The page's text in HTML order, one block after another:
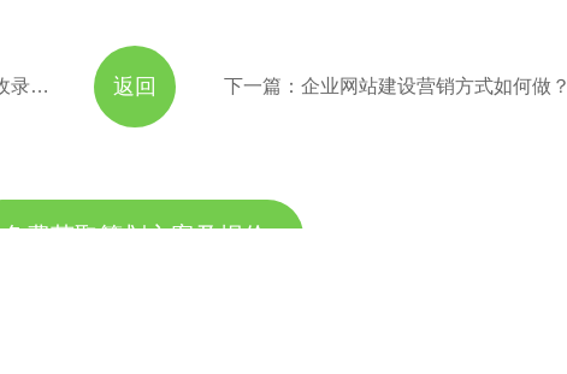
上一篇：网站打开速度慢 百度也不收录是什么问题？ 下一篇：企业网站建设营销方式如何做？
返回
免费获取策划方案及报价